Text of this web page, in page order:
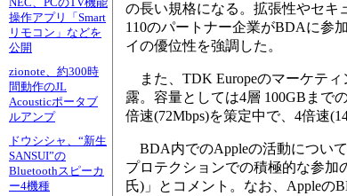
NEC、PCのTV機能
操作アプリ「Smart
リモコン」などを
公開
zionote、約300時
間動作のJL
Acousticポータブ
ルアンプ
ドウシシャ、“新生
SANSUI”の
Bluetoothスピーカ
ー4機種
の長い規格になる。拡張性やセキ
110のパートナー企業がBDAに参
イの優位性を強調した。
また、TDK Europeのマーケティ
露。容量としては4層 100GBまで
倍速(72Mbps)を策定中で、4倍速
BDA内でのAppleの活動につい
プロテクションでの積極的な参加
氏)」とコメント。なお、Appleの